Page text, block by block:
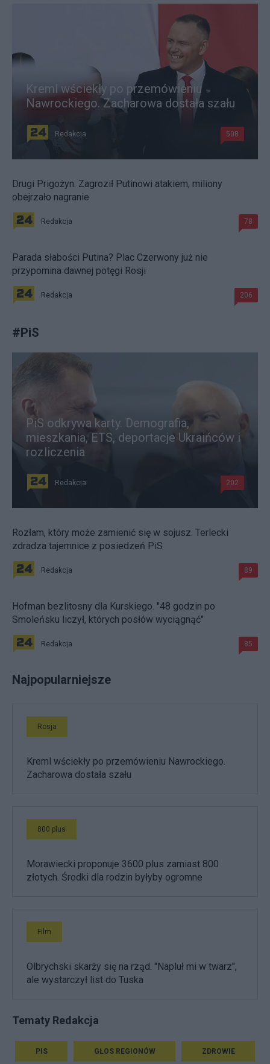
Kreml wściekły po przemówieniu
Nawrockiego. Zacharowa dostała szału
Redakcja 508
Drugi Prigożyn. Zagroził Putinowi atakiem, miliony
obejrzało nagranie
Redakcja 78
Parada słabości Putina? Plac Czerwony już nie
przypomina dawnej potęgi Rosji
Redakcja 206
#PiS
PiS odkrywa karty. Demografia,
mieszkania, ETS, deportacje Ukraińców i
rozliczenia
Redakcja 202
Rozłam, który może zamienić się w sojusz. Terlecki
zdradza tajemnice z posiedzeń PiS
Redakcja 89
Hofman bezlitosny dla Kurskiego. "48 godzin po
Smoleńsku liczył, których posłów wyciągnąć"
Redakcja 85
Najpopularniejsze
Rosja
Kreml wściekły po przemówieniu Nawrockiego.
Zacharowa dostała szału
800 plus
Morawiecki proponuje 3600 plus zamiast 800
złotych. Środki dla rodzin byłyby ogromne
Film
Olbrychski skarży się na rząd. "Napluł mi w twarz",
ale wystarczył list do Tuska
Tematy Redakcja
PIS GŁOS REGIONÓW ZDROWIE